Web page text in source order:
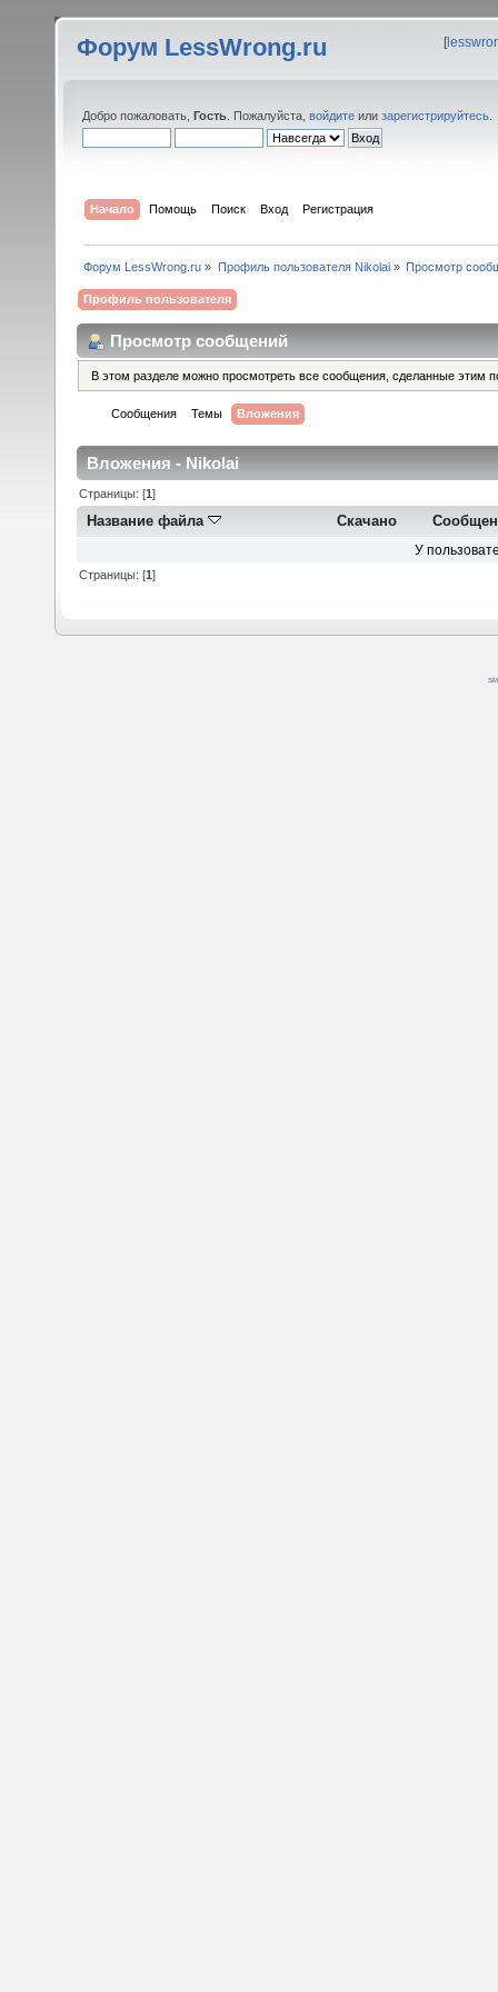
Форум LessWrong.ru [
Добро пожаловать, Гость . Пожалуйста, войдите или зарегистрируйтесь
Начало Помощь Поиск Вход Регистрация
Форум LessWrong.ru » Профиль пользователя Nikolai» Просмотр
Профиль пользователя
Просмотр сообщений
В этом разделе можно просмотреть все сообщения, сделанные этим
Сообщения Темы Вложения
Вложения - Nikolai
Страницы: [1]
Название файла Скачано
У
Страницы: [1]